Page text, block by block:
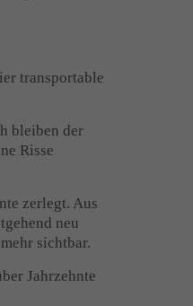
transportable
bleiben der
Risse
zerlegt. Aus
neu
sichtbar.
Jahrzehnte